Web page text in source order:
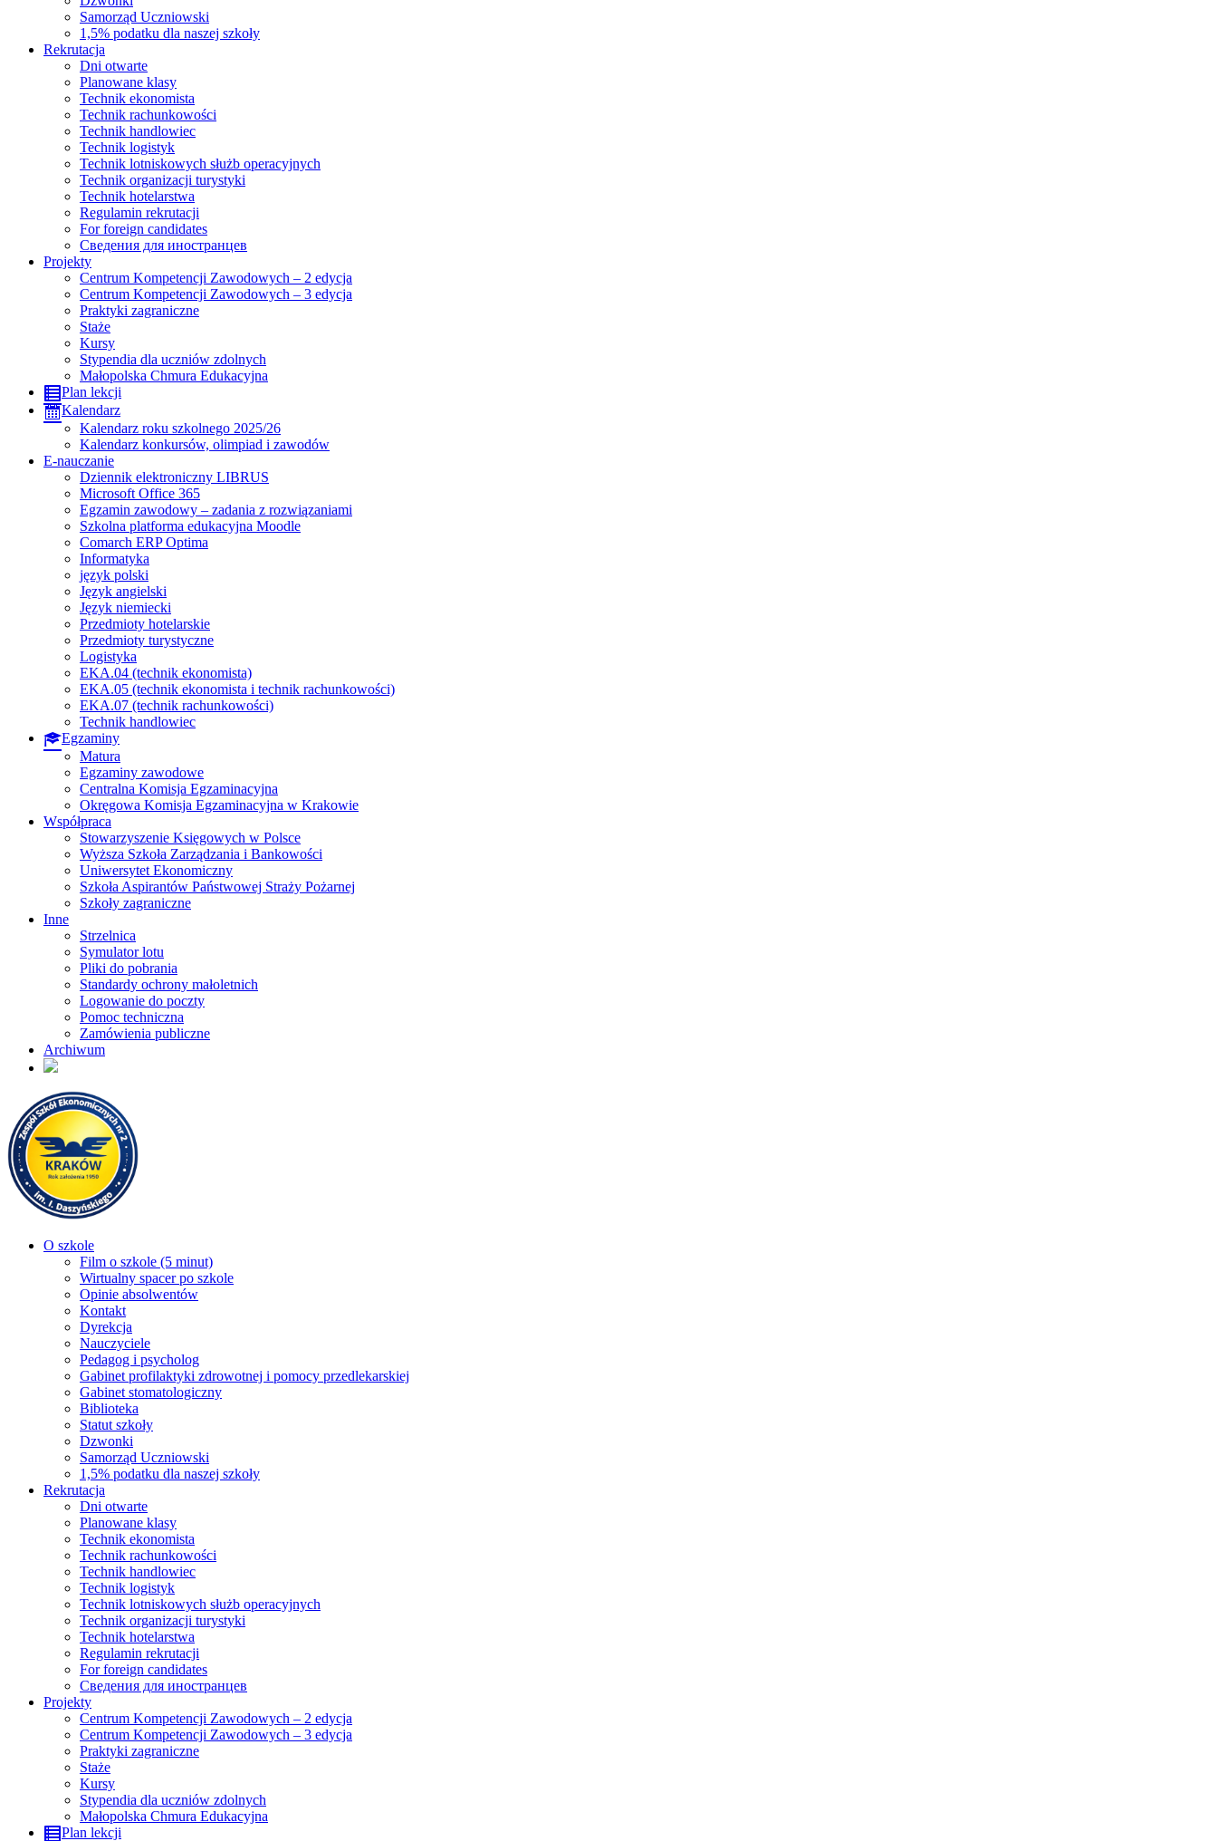
Samorząd Uczniowski
1,5% podatku dla naszej szkoły
Rekrutacja
Dni otwarte
Planowane klasy
Technik ekonomista
Technik rachunkowości
Technik handlowiec
Technik logistyk
Technik lotniskowych służb operacyjnych
Technik organizacji turystyki
Technik hotelarstwa
Regulamin rekrutacji
For foreign candidates
Сведения для иностранцев
Projekty
Centrum Kompetencji Zawodowych – 2 edycja
Centrum Kompetencji Zawodowych – 3 edycja
Praktyki zagraniczne
Staże
Kursy
Stypendia dla uczniów zdolnych
Małopolska Chmura Edukacyjna
Plan lekcji
Kalendarz
Kalendarz roku szkolnego 2025/26
Kalendarz konkursów, olimpiad i zawodów
E-nauczanie
Dziennik elektroniczny LIBRUS
Microsoft Office 365
Egzamin zawodowy – zadania z rozwiązaniami
Szkolna platforma edukacyjna Moodle
Comarch ERP Optima
Informatyka
język polski
Język angielski
Język niemiecki
Przedmioty hotelarskie
Przedmioty turystyczne
Logistyka
EKA.04 (technik ekonomista)
EKA.05 (technik ekonomista i technik rachunkowości)
EKA.07 (technik rachunkowości)
Technik handlowiec
Egzaminy
Matura
Egzaminy zawodowe
Centralna Komisja Egzaminacyjna
Okręgowa Komisja Egzaminacyjna w Krakowie
Współpraca
Stowarzyszenie Księgowych w Polsce
Wyższa Szkoła Zarządzania i Bankowości
Uniwersytet Ekonomiczny
Szkoła Aspirantów Państwowej Straży Pożarnej
Szkoły zagraniczne
Inne
Strzelnica
Symulator lotu
Pliki do pobrania
Standardy ochrony małoletnich
Logowanie do poczty
Pomoc techniczna
Zamówienia publiczne
Archiwum
O szkole
Film o szkole (5 minut)
Wirtualny spacer po szkole
Opinie absolwentów
Kontakt
Dyrekcja
Nauczyciele
Pedagog i psycholog
Gabinet profilaktyki zdrowotnej i pomocy przedlekarskiej
Gabinet stomatologiczny
Biblioteka
Statut szkoły
Dzwonki
Samorząd Uczniowski
1,5% podatku dla naszej szkoły
Rekrutacja
Dni otwarte
Planowane klasy
Technik ekonomista
Technik rachunkowości
Technik handlowiec
Technik logistyk
Technik lotniskowych służb operacyjnych
Technik organizacji turystyki
Technik hotelarstwa
Regulamin rekrutacji
For foreign candidates
Сведения для иностранцев
Projekty
Centrum Kompetencji Zawodowych – 2 edycja
Centrum Kompetencji Zawodowych – 3 edycja
Praktyki zagraniczne
Staże
Kursy
Stypendia dla uczniów zdolnych
Małopolska Chmura Edukacyjna
Plan lekcji